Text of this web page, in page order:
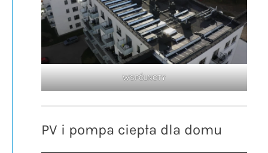
WSPÓLNOTY
PV i pompa ciepła dla domu